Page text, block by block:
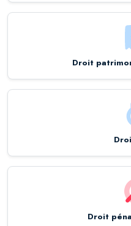
Droit
Droit